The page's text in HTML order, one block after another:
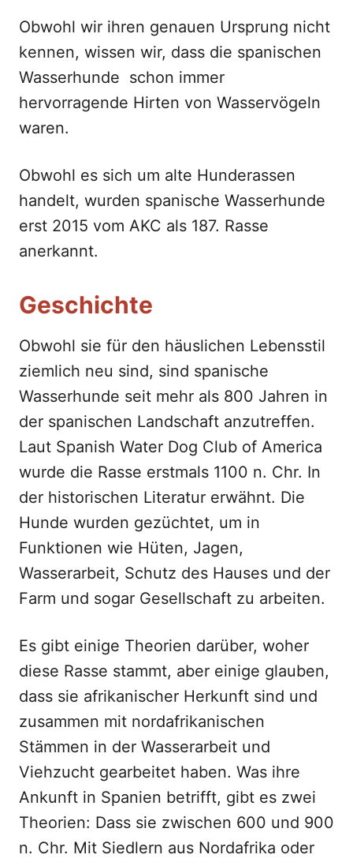
Obwohl wir ihren genauen Ursprung nicht
kennen, wissen wir, dass die spanischen
Wasserhunde schon immer
hervorragende Hirten von Wasservögeln
waren.
Obwohl es sich um alte Hunderassen
handelt, wurden spanische Wasserhunde
erst 2015 vom AKC als 187. Rasse
anerkannt.
Geschichte
Obwohl sie für den häuslichen Lebensstil
ziemlich neu sind, sind spanische
Wasserhunde seit mehr als 800 Jahren in
der spanischen Landschaft anzutreffen.
Laut Spanish Water Dog Club of America
wurde die Rasse erstmals 1100 n. Chr. In
der historischen Literatur erwähnt. Die
Hunde wurden gezüchtet, um in
Funktionen wie Hüten, Jagen,
Wasserarbeit, Schutz des Hauses und der
Farm und sogar Gesellschaft zu arbeiten.
Es gibt einige Theorien darüber, woher
diese Rasse stammt, aber einige glauben,
dass sie afrikanischer Herkunft sind und
zusammen mit nordafrikanischen
Stämmen in der Wasserarbeit und
Viehzucht gearbeitet haben. Was ihre
Ankunft in Spanien betrifft, gibt es zwei
Theorien: Dass sie zwischen 600 und 900
n. Chr. Mit Siedlern aus Nordafrika oder